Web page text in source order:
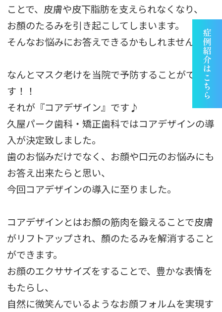
ことで、皮膚や皮下脂肪を支えられなくなり、
お顏のたるみを引き起こしてしまいます。
そんなお悩みにお答えできるかもしれません！！
なんとマスク老けを当院で予防することができま
す！！
それが『コアデザイン』です♪
久屋パーク歯科・矯正歯科ではコアデザインの導
入が決定致しました。
歯のお悩みだけでなく、お顔や口元のお悩みにも
お答え出来たらと思い、
今回コアデザインの導入に至りました。
コアデザインとはお顏の筋肉を鍛えることで皮膚
がリフトアップされ、顏のたるみを解消すること
ができます。
お顔のエクササイズをすることで、豊かな表情を
もたらし、
自然に微笑んでいるようなお顔フォルムを実現す